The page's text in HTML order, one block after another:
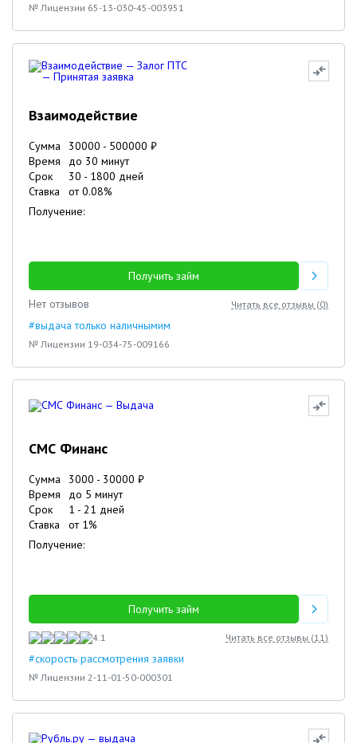
№ Лицензии 65-13-030-45-003951
Взаимодействие
Сумма 30000 - 500000 ₽
Время
до 30 минут
Срок
30 - 1800 дней
Ставка
от0.08%
Получение:
Получить займ
Нет отзывов
Читать все отзывы (0)
#выдача только наличнымим
№ Лицензии 19-034-75-009166
СМС Финанс
Сумма 3000 - 30000 ₽
Время
до 5 минут
Срок
1 - 21 дней
Ставка
от 1%
Получение:
Получить займ
4.1 Читать все отзывы (11)
#скорость рассмотрения заявки
№ Лицензии 2-11-01-50-000301